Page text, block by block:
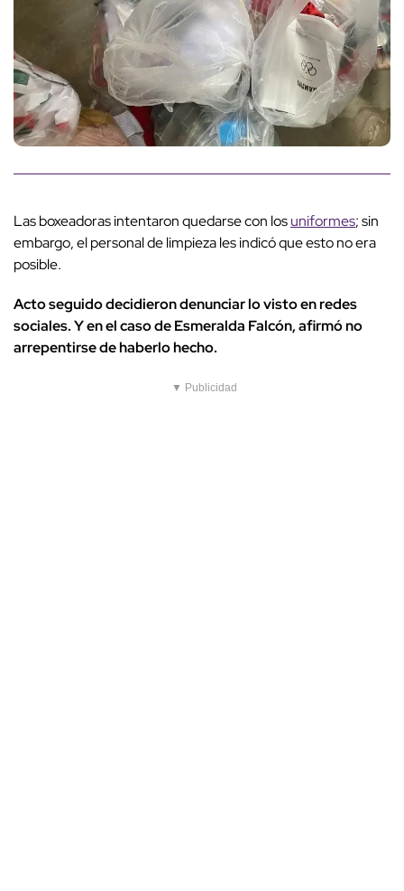
Las boxeadoras intentaron quedarse con losuniformes; sin
embargo, el personal de limpieza les indicó que esto no era
posible.
Acto seguido decidieron denunciar lo visto en redes
sociales. Y en el caso de Esmeralda Falcón, afirmó no
arrepentirse de haberlo hecho.
▼ Publicidad